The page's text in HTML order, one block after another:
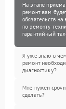
На этапе
ремонт вам
обязательств
по ремонту
гарантийный
Я уже знаю в
ремонт
диагностику?
Мне нужен
сделать?